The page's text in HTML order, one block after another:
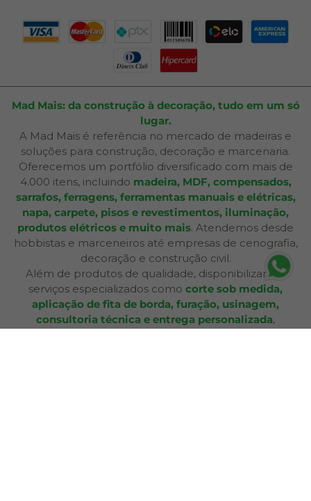
Mad Mais: da construção à decoração, tudo em um só
lugar.
A Mad Mais é referência no mercado de madeiras e
soluções para construção, decoração e marcenaria.
Oferecemos um portfólio diversificado com mais de
4.000 itens, incluindo madeira, MDF, compensados,
sarrafos, ferragens, ferramentas manuais e elétricas,
napa, carpete, pisos e revestimentos, iluminação,
produtos elétricos e muito mais. Atendemos desde
hobbistas e marceneiros até empresas de cenografia,
decoração e construção civil.
Além de produtos de qualidade, disponibilizamos
serviços especializados como corte sob medida,
aplicação de fita de borda, furação, usinagem,
consultoria técnica e entrega personalizada,